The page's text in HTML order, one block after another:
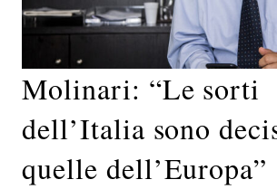
Molinari: “Le sorti
dell’Italia sono
quelle dell’Europa”